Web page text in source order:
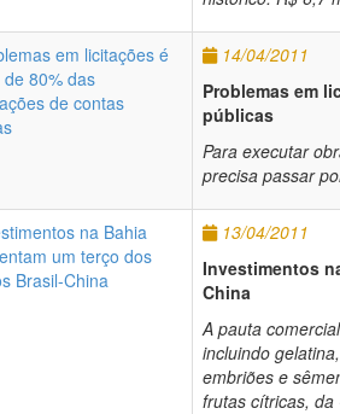
14/04/2011
Problemas em
públicas
Para executar
precisa passar
13/04/2011
Investimentos
China
A pauta
incluindo
embriões e
frutas cítricas, da